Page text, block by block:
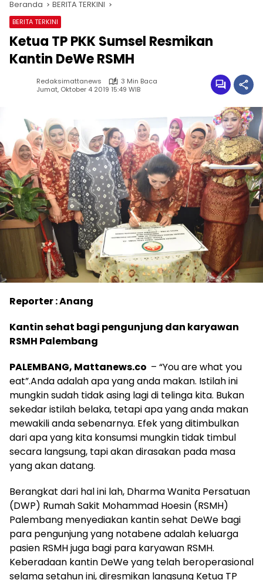
Beranda BERITA TERKINI
BERITA TERKINI
Ketua TP PKK Sumsel Resmikan
Kantin DeWe RSMH
Redaksimattanews
3 Min Baca
Jumat, Oktober 4 2019 15:49 WIB
Reporter : Anang
Kantin sehat bagi pengunjung dan karyawan
RSMH Palembang
PALEMBANG, Mattanews.co – “You are what you
eat”.Anda adalah apa yang anda makan. Istilah ini
mungkin sudah tidak asing lagi di telinga kita. Bukan
sekedar istilah belaka, tetapi apa yang anda makan
mewakili anda sebenarnya. Efek yang ditimbulkan
dari apa yang kita konsumsi mungkin tidak timbul
secara langsung, tapi akan dirasakan pada masa
yang akan datang.
Berangkat dari hal ini lah, Dharma Wanita Persatuan
(DWP) Rumah Sakit Mohammad Hoesin (RSMH)
Palembang menyediakan kantin sehat DeWe bagi
para pengunjung yang notabene adalah keluarga
pasien RSMH juga bagi para karyawan RSMH.
Keberadaan kantin DeWe yang telah beroperasional
selama setahun ini, diresmikan langsung Ketua TP